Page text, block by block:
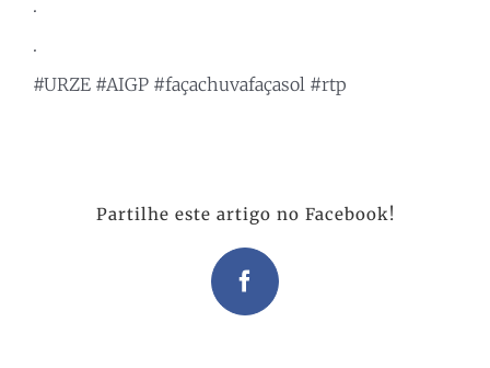
.
.
#URZE #AIGP #façachuvafaçasol #rtp
Partilhe este artigo no Facebook!
Facebook